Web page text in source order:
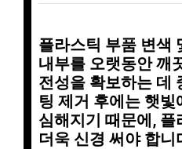
플라스틱 부품 변색
내부를 오랫동안 깨
전성을 확보하는 데
팅 제거 후에는 햇
심해지기 때문에, 플
더욱 신경 써야 합니